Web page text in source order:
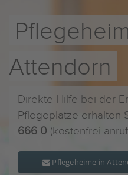
Attendorn
Direkte Hilfe bei der
Pflegeplätze erhalten
666 0 (kostenfrei
Pflegeheime in